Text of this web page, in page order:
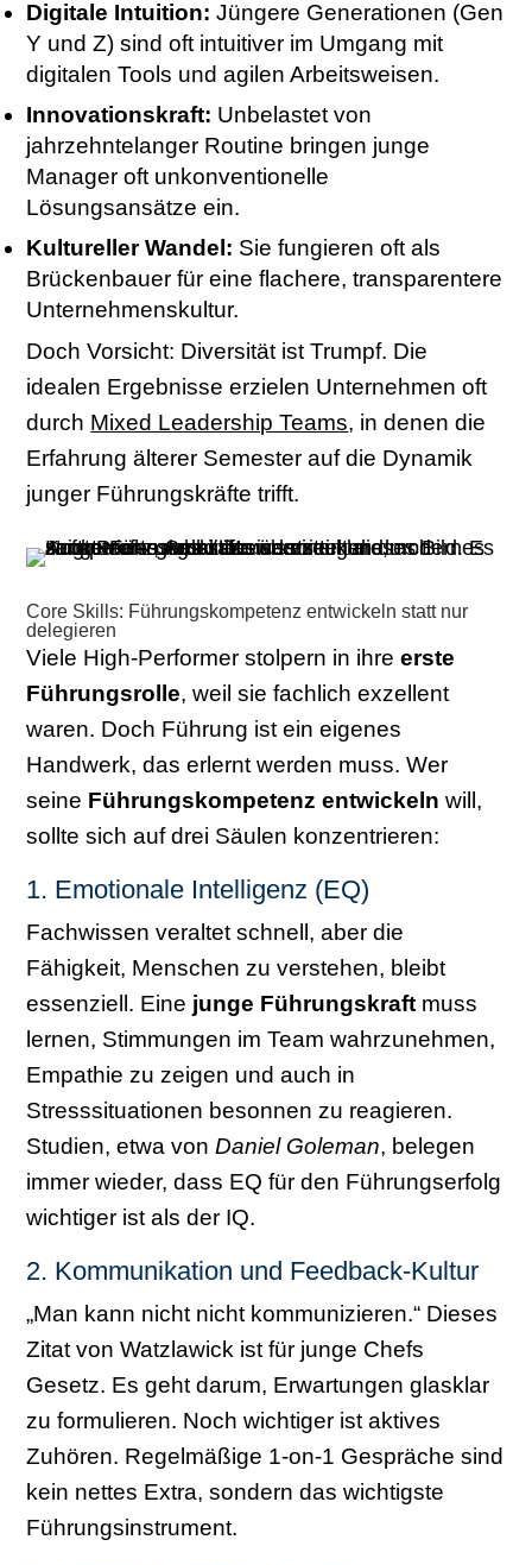
Digitale Intuition: Jüngere Generationen (Gen
Y und Z) sind oft intuitiver im Umgang mit
digitalen Tools und agilen Arbeitsweisen.
Innovationskraft: Unbelastet von
jahrzehntelanger Routine bringen junge
Manager oft unkonventionelle
Lösungsansätze ein.
Kultureller Wandel: Sie fungieren oft als
Brückenbauer für eine flachere, transparentere
Unternehmenskultur.
Doch Vorsicht: Diversität ist Trumpf. Die
idealen Ergebnisse erzielen Unternehmen oft
durch Mixed Leadership Teams, in denen die
Erfahrung älterer Semester auf die Dynamik
junger Führungskräfte trifft.
Core Skills: Führungskompetenz entwickeln statt nur
delegieren
Viele High-Performer stolpern in ihreerste
Führungsrolle, weil sie fachlich exzellent
waren. Doch Führung ist ein eigenes
Handwerk, das erlernt werden muss. Wer
seine Führungskompetenz entwickeln will,
sollte sich auf drei Säulen konzentrieren:
1. Emotionale Intelligenz (EQ)
Fachwissen veraltet schnell, aber die
Fähigkeit, Menschen zu verstehen, bleibt
essenziell. Eine junge Führungskraft muss
lernen, Stimmungen im Team wahrzunehmen,
Empathie zu zeigen und auch in
Stresssituationen besonnen zu reagieren.
Studien, etwa vonDaniel Goleman, belegen
immer wieder, dass EQ für den Führungserfolg
wichtiger ist als der IQ.
2. Kommunikation und Feedback-Kultur
„Man kann nicht nicht kommunizieren.“ Dieses
Zitat von Watzlawick ist für junge Chefs
Gesetz. Es geht darum, Erwartungen glasklar
zu formulieren. Noch wichtiger ist aktives
Zuhören. Regelmäßige 1-on-1 Gespräche sind
kein nettes Extra, sondern das wichtigste
Führungsinstrument.